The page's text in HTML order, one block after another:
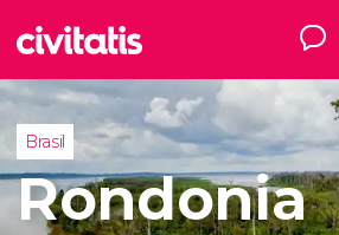
Brasil
Rondonia